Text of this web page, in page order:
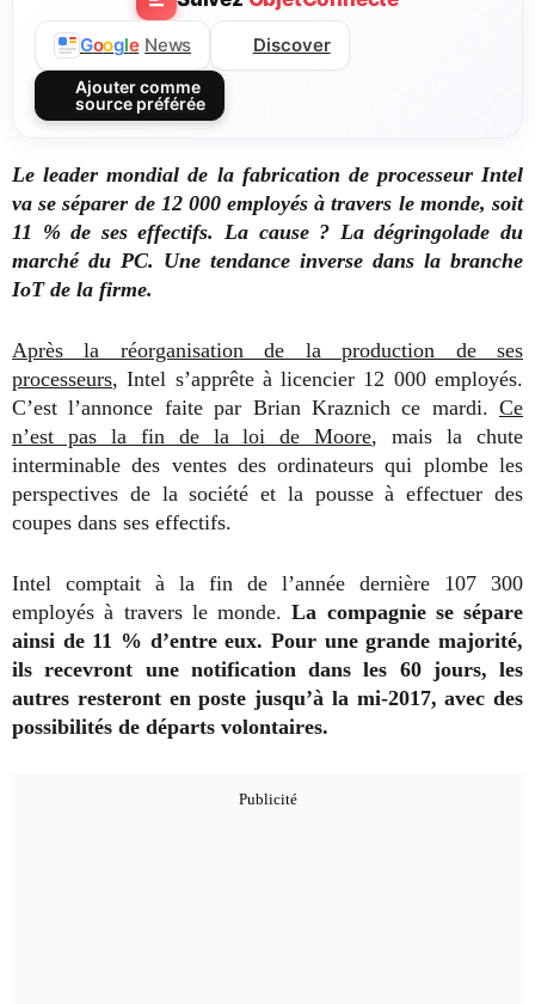
Google News Discover
Ajouter comme
source préférée
Le leader mondial de la fabrication de processeur Intel
va se séparer de 12 000 employés à travers le monde, soit
11 % de ses effectifs. La cause ? La dégringolade du
marché du PC. Une tendance inverse dans la branche
IoT de la firme.
Après la réorganisation de la production de ses
processeurs, Intel s’apprête à licencier 12 000 employés.
C’est l’annonce faite par Brian Kraznich ce mardi. Ce
n’est pas la fin de la loi de Moore, mais la chute
interminable des ventes des ordinateurs qui plombe les
perspectives de la société et la pousse à effectuer des
coupes dans ses effectifs.
Intel comptait à la fin de l’année dernière 107 300
employés à travers le monde.La compagnie se sépare
ainsi de 11 % d’entre eux. Pour une grande majorité,
ils recevront une notification dans les 60 jours, les
autres resteront en poste jusqu’à la mi-2017, avec des
possibilités de départs volontaires.